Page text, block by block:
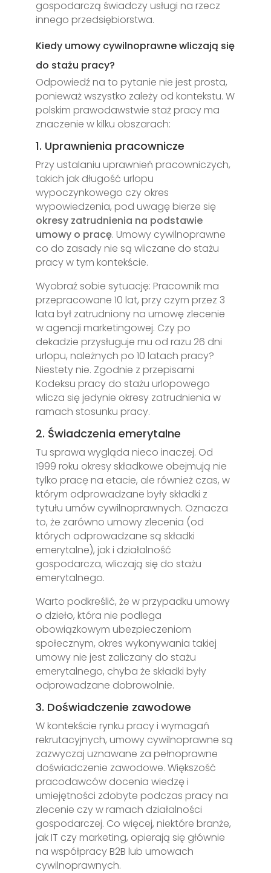
gospodarczą świadczy usługi na rzecz
innego przedsiębiorstwa.
Kiedy umowy cywilnoprawne wliczają się
do stażu pracy?
Odpowiedź na to pytanie nie jest prosta,
ponieważ wszystko zależy od kontekstu. W
polskim prawodawstwie staż pracy ma
znaczenie w kilku obszarach:
1. Uprawnienia pracownicze
Przy ustalaniu uprawnień pracowniczych,
takich jak długość urlopu
wypoczynkowego czy okres
wypowiedzenia, pod uwagę bierze się
okresy zatrudnienia na podstawie
umowy o pracę. Umowy cywilnoprawne
co do zasady nie są wliczane do stażu
pracy w tym kontekście.
Wyobraź sobie sytuację: Pracownik ma
przepracowane 10 lat, przy czym przez 3
lata był zatrudniony na umowę zlecenie
w agencji marketingowej. Czy po
dekadzie przysługuje mu od razu 26 dni
urlopu, należnych po 10 latach pracy?
Niestety nie. Zgodnie z przepisami
Kodeksu pracy do stażu urlopowego
wlicza się jedynie okresy zatrudnienia w
ramach stosunku pracy.
2. Świadczenia emerytalne
Tu sprawa wygląda nieco inaczej. Od
1999 roku okresy składkowe obejmują nie
tylko pracę na etacie, ale również czas, w
którym odprowadzane były składki z
tytułu umów cywilnoprawnych. Oznacza
to, że zarówno umowy zlecenia (od
których odprowadzane są składki
emerytalne), jak i działalność
gospodarcza, wliczają się do stażu
emerytalnego.
Warto podkreślić, że w przypadku umowy
o dzieło, która nie podlega
obowiązkowym ubezpieczeniom
społecznym, okres wykonywania takiej
umowy nie jest zaliczany do stażu
emerytalnego, chyba że składki były
odprowadzane dobrowolnie.
3. Doświadczenie zawodowe
W kontekście rynku pracy i wymagań
rekrutacyjnych, umowy cywilnoprawne są
zazwyczaj uznawane za pełnoprawne
doświadczenie zawodowe. Większość
pracodawców docenia wiedzę i
umiejętności zdobyte podczas pracy na
zlecenie czy w ramach działalności
gospodarczej. Co więcej, niektóre branże,
jak IT czy marketing, opierają się głównie
na współpracy B2B lub umowach
cywilnoprawnych.